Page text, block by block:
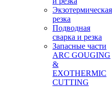
Экзотермическая
резка
Подводная
сварка и резка
Запасные части
ARC GOUGING
&
EXOTHERMIC
CUTTING